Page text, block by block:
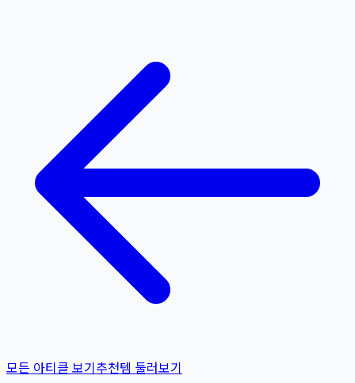
모든 아티클 보기추천템 둘러보기